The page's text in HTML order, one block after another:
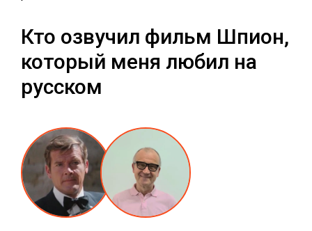
Кто озвучил фильм Шпион,
который меня любил на
русском